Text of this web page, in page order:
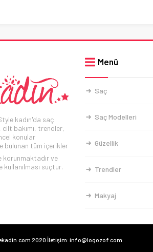
kadın'da saç
bakımı, trendler,
konular
bulunan tüm içerikler
korunmaktadır ve
kullanılması suçtur.
Menü
Saç
Saç Modelleri
Güzellik
Trendler
Makyaj
2020 İletişim: info@logozof.com